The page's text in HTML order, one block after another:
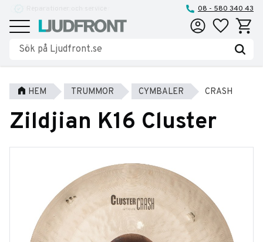
Meny
08 - 580 340 43
Favoriter
HEM TRUMMOR CYMBALER CRASH
Zildjian K16 Cluster